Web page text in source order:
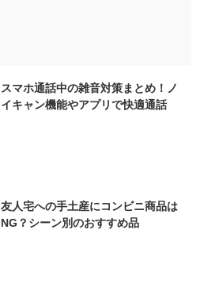
スマホ通話中の雑音対策まとめ！ノ
イキャン機能やアプリで快適通話
友人宅への手土産にコンビニ商品は
NG？シーン別のおすすめ品